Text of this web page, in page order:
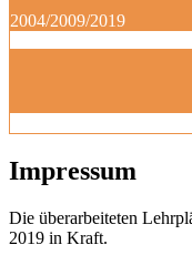
2004/2009/2019
Impressum
Die überarbeiteten
2019 in Kraft.